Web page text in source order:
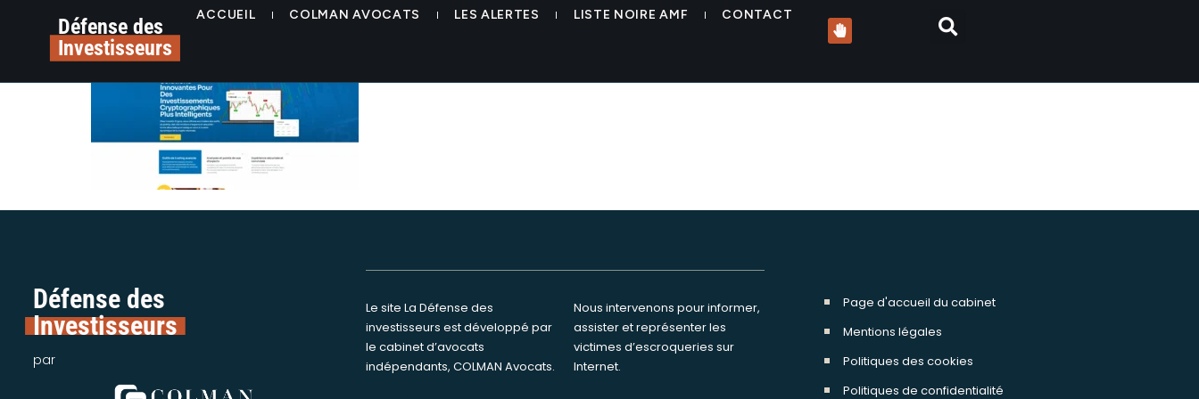
Défense des
Investisseurs
ACCUEIL COLMAN AVOCATS LES ALERTES LISTE NOIRE AMF CONTACT
investixcrypto.com
Défense des
Investisseurs
par
Le site La Défense des
investisseurs est développé par
le cabinet d’avocats
indépendants, COLMAN Avocats.
Nous intervenons pour informer,
assister et représenter les
victimes d’escroqueries sur
Internet.
Page d'accueil du cabinet
Mentions légales
Politiques des cookies
Politiques de confidentialité